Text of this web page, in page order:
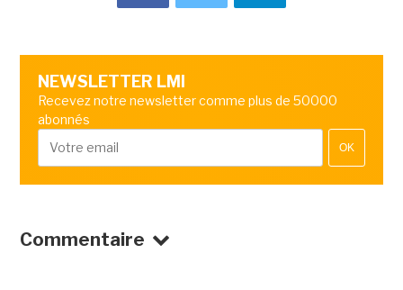
NEWSLETTER LMI
Recevez notre newsletter comme plus de 50000
abonnés
OK
Commentaire